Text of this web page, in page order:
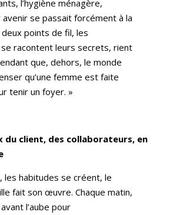
l’hygiène ménagère,
avenir se passait forcément à la
points de fil, les
racontent leurs secrets, rient
que, dehors, le monde
qu’une femme est faite
tenir un foyer. »
du client, des collaborateurs, en
les habitudes se créent, le
fait son œuvre. Chaque matin,
l’aube pour